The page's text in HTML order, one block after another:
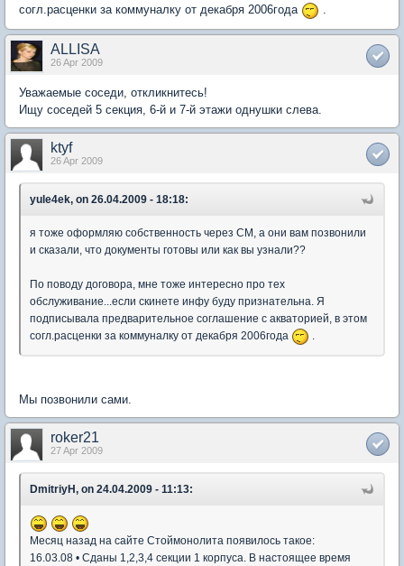
согл.расценки за коммуналку от декабря 2006года
.
ALLISA
26 Apr 2009
Уважаемые соседи, откликнитесь!
Ищу соседей 5 секция, 6-й и 7-й этажи однушки слева.
ktyf
26 Apr 2009
yule4ek, on 26.04.2009 - 18:18:
я тоже оформляю собственность через СМ, а они вам позвонили
и сказали, что документы готовы или как вы узнали??
По поводу договора, мне тоже интересно про тех
обслуживание...если скинете инфу буду признательна. Я
подписывала предварительное соглашение с акваторией, в этом
согл.расценки за коммуналку от декабря 2006года
Мы позвонили сами.
roker21
27 Apr 2009
DmitriyH, on 24.04.2009 - 11:13:
Месяц назад на сайте Стоймонолита появилось такое:
16.03.08 • Сданы 1,2,3,4 секции 1 корпуса. В настоящее время